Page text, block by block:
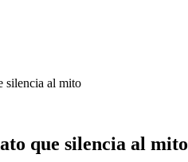
silencia al mito
que silencia al mito